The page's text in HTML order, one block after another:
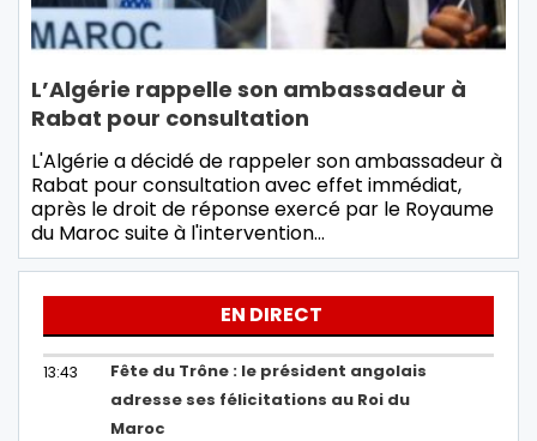
L’Algérie rappelle son ambassadeur à
Rabat pour consultation
L'Algérie a décidé de rappeler son ambassadeur à
Rabat pour consultation avec effet immédiat,
après le droit de réponse exercé par le Royaume
du Maroc suite à l'intervention…
EN DIRECT
13:43
Fête du Trône : le président angolais
adresse ses félicitations au Roi du
Maroc